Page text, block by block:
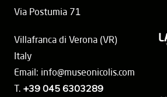
Via Postumia 71
Villafranca di Verona (VR)
Italy
Email: info@museonicolis.com
T. +39 045 6303289